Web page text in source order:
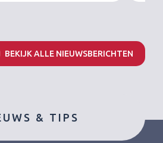
BEKIJK ALLE NIEUWSBERICHTEN
& TIPS